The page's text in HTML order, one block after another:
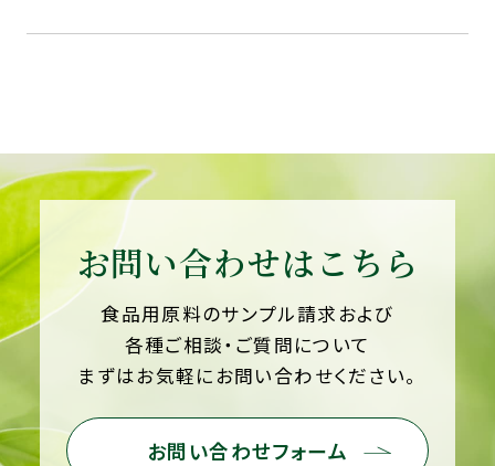
お問い合わせはこちら
食品用原料のサンプル請求および
各種ご相談・ご質問について
まずはお気軽にお問い合わせください。
お問い合わせフォーム